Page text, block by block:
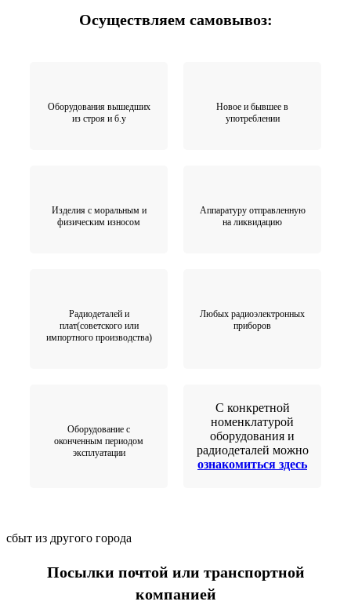
Осуществляем самовывоз:
Оборудования вышедших
из строя и б.у
Новое и бывшее в
употреблении
Изделия с моральным и
физическим износом
Аппаратуру отправленную
на ликвидацию
Радиодеталей и
плат(советского или
импортного производства)
Любых радиоэлектронных
приборов
Оборудование с
оконченным периодом
эксплуатации
С конкретной
номенклатурой
оборудования и
радиодеталей можно
ознакомиться здесь
сбыт из другого города
Посылки почтой или транспортной
компанией